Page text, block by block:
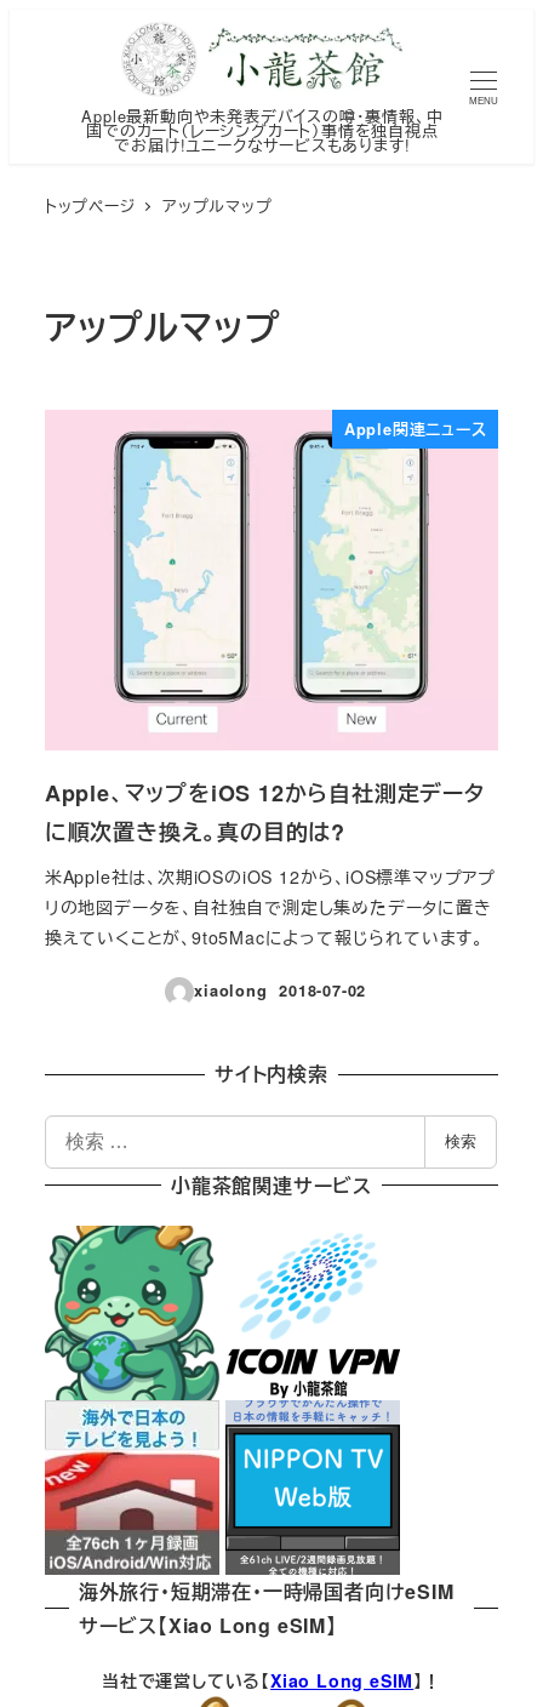
Apple最新動向や未発表デバイスの噂・裏情報、中
国でのカート（レーシングカート）事情を独自視点
でお届け!ユニークなサービスもあります!
MENU
トップページ アップルマップ
アップルマップ
Apple関連ニュース
Apple、マップをiOS 12から自社測定データ
に順次置き換え。真の目的は?
米Apple社は、次期iOSのiOS 12から、iOS標準マップアプ
リの地図データを、自社独自で測定し集めたデータに置き
換えていくことが、9to5Macによって報じられています。
xiaolong
投稿日
2018-07-02
サイト内検索
検
索
検索
小龍茶館関連サービス
海外旅行・短期滞在・一時帰国者向けeSIM
サービス【Xiao Long eSIM】
当社で運営している【Xiao Long eSIM】！